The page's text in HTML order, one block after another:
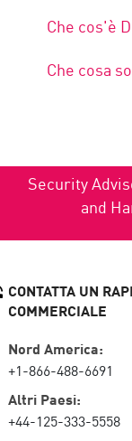
Che cos'è
Che cosa
Security
and
CONTATTA UN
COMMERCIALE
Nord America:
+1-866-488-6691
Altri Paesi:
+44-125-333-5558